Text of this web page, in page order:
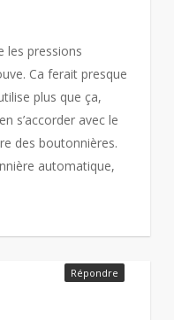
les pressions
Ca ferait presque
plus que ça,
s’accorder avec le
des boutonnières.
automatique,
Répondre